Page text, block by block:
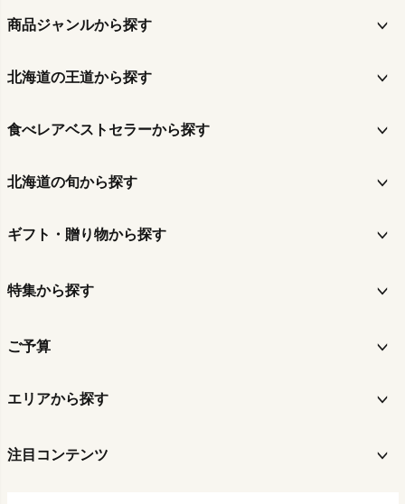
商品ジャンルから探す
北海道の王道から探す
食べレアベストセラーから探す
北海道の旬から探す
ギフト・贈り物から探す
特集から探す
ご予算
エリアから探す
注目コンテンツ